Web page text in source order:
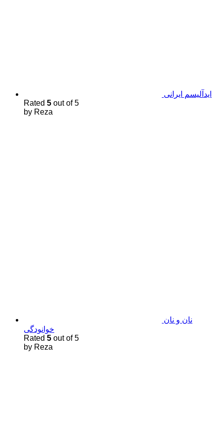
اید‌آلیسم ایرانی
Rated 5 out of 5
by Reza
نان و نان
خوانودگی
Rated 5 out of 5
by Reza